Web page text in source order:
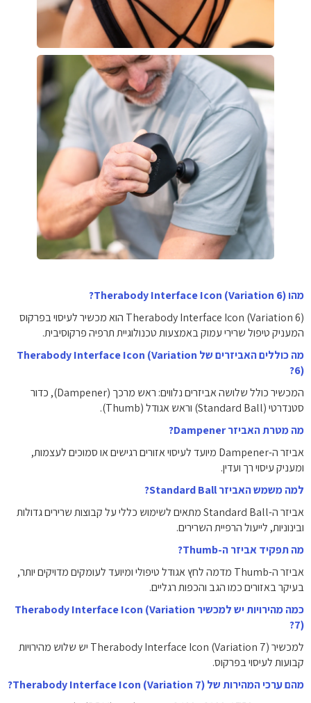
מהו Therabody Interface Icon (Variation 6)?
Therabody Interface Icon (Variation 6) הוא מכשיר לעיסוי בפרקוס
המעניק טיפול שרירי עמוק באמצעות טכנולוגיית תרפיה פרקוסיבית.
מה כוללים האביזרים של Therabody Interface Icon (Variation
6)?
המכשיר כולל שלושה אביזרים נלווים: ראש מרכך (Dampener), כדור
סטנדרטי (Standard Ball) וראש אגודל (Thumb).
מה מטרת האביזר Dampener?
אביזר ה-Dampener מיועד לעיסוי אזורים רגישים או סמוכים לעצמות,
ומעניק עיסוי רך ועדין.
למה משמש האביזר Standard Ball?
אביזר ה-Standard Ball מתאים לשימוש כללי על קבוצות שרירים גדולות
ובינוניות, לייעול הרפיית השרירים.
מה תפקיד אביזר ה-Thumb?
אביזר ה-Thumb מדמה לחץ אגודל טיפולי ומיועד לעומקים מדויקים יותר,
בעיקר באזורים כמו הגב והכפות רגליים.
כמה מהירויות יש למכשיר Therabody Interface Icon (Variation
7)?
למכשיר Therabody Interface Icon (Variation 7) יש שלוש מהירויות
קבועות לעיסוי בפרקוס.
מהם ערכי המהירות של Therabody Interface Icon (Variation 7)?